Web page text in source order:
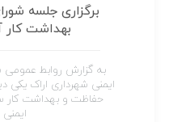
برگزاری جلسه
بهداشت کار
به گزارش روابط
ایمنی شهرداری اراک یکی
حفاظت و بهداشت کار